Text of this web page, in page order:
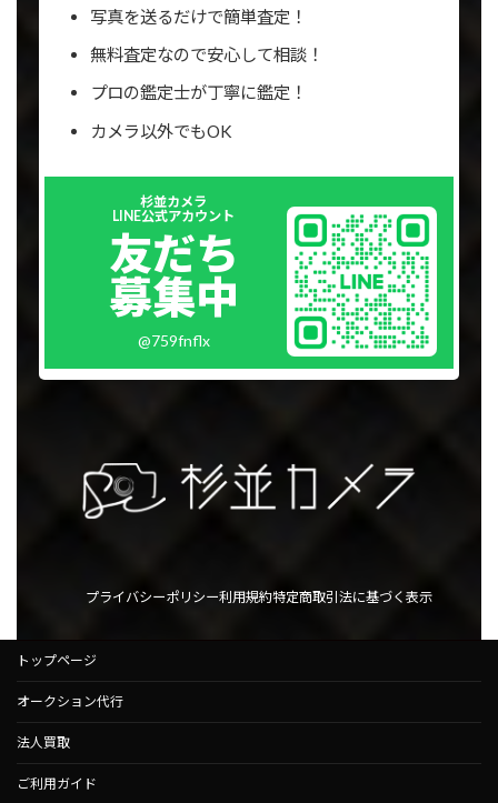
写真を送るだけで簡単査定！
無料査定なので安心して相談！
プロの鑑定士が丁寧に鑑定！
カメラ以外でもOK
杉並カメラ
LINE公式アカウント
友だち
募集中
@759fnflx
プライバシーポリシー利用規約特定商取引法に基づく表示
トップページ
オークション代行
法人買取
ご利用ガイド